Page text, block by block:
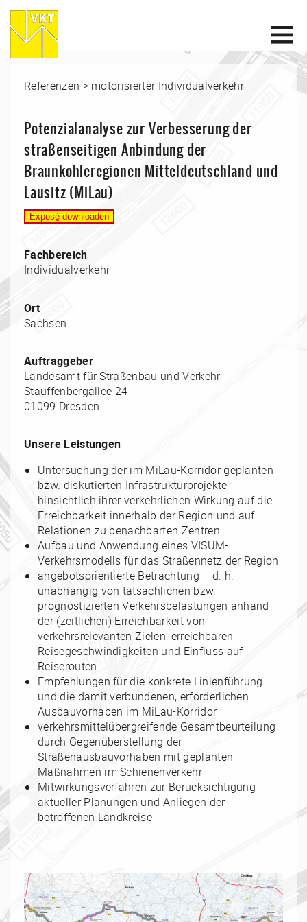
Referenzen > motorisierter Individualverkehr
Potenzialanalyse zur Verbesserung der
straßenseitigen Anbindung der
Braunkohleregionen Mitteldeutschland und
Lausitz (MiLau)
Fachbereich
Individualverkehr
Ort
Sachsen
Auftraggeber
Landesamt für Straßenbau und Verkehr
Stauffenbergallee 24
01099 Dresden
Unsere Leistungen
Untersuchung der im MiLau-Korridor geplanten
bzw. diskutierten Infrastrukturprojekte
hinsichtlich ihrer verkehrlichen Wirkung auf die
Erreichbarkeit innerhalb der Region und auf
Relationen zu benachbarten Zentren
Aufbau und Anwendung eines VISUM-
Verkehrsmodells für das Straßennetz der Region
angebotsorientierte Betrachtung – d. h.
unabhängig von tatsächlichen bzw.
prognostizierten Verkehrsbelastungen anhand
der (zeitlichen) Erreichbarkeit von
verkehrsrelevanten Zielen, erreichbaren
Reisegeschwindigkeiten und Einfluss auf
Reiserouten
Empfehlungen für die konkrete Linienführung
und die damit verbundenen, erforderlichen
Ausbauvorhaben im MiLau-Korridor
verkehrsmittelübergreifende Gesamtbeurteilung
durch Gegenüberstellung der
Straßenausbauvorhaben mit geplanten
Maßnahmen im Schienenverkehr
Mitwirkungsverfahren zur Berücksichtigung
aktueller Planungen und Anliegen der
betroffenen Landkreise